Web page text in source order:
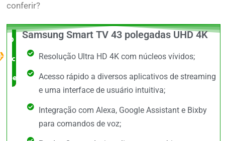
conferir?
O Melhor
custo x
benefício
Samsung Smart TV 43 polegadas UHD 4K
Resolução Ultra HD 4K com núcleos vívidos;
Acesso rápido a diversos aplicativos de streaming
e uma interface de usuário intuitiva;
Integração com Alexa, Google Assistant e Bixby
para comandos de voz;